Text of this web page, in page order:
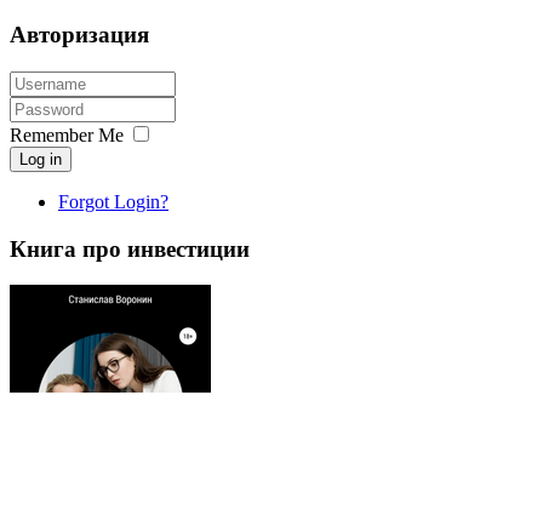
Авторизация
Remember Me
Log in
Forgot Login?
Книга про инвестиции